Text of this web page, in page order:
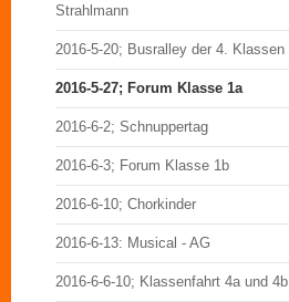
Strahlmann
2016-5-20; Busralley der 4. Klassen
2016-5-27; Forum Klasse 1a
2016-6-2; Schnuppertag
2016-6-3; Forum Klasse 1b
2016-6-10; Chorkinder
2016-6-13: Musical - AG
2016-6-6-10; Klassenfahrt 4a und 4b